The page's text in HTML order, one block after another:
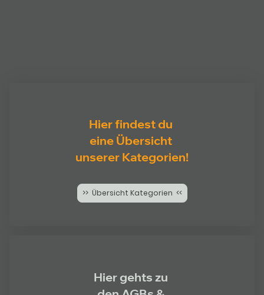
Hier findest du
eine Übersicht
unserer Kategorien!
>> Übersicht Kategorien <<
Hier gehts zu